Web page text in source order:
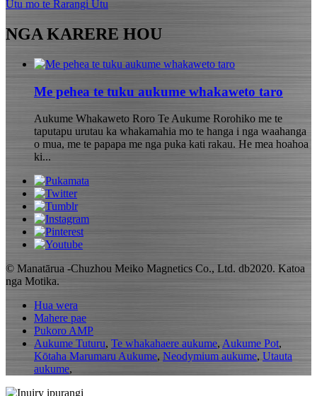
Utu mo te Rarangi Utu
NGA KARERE HOU
Me pehea te tuku aukume whakaweto taro
Aukume Whakaweto Roro Te Aukume Rorohiko me te
taputapu urutau ka whakamahia mo te hanga i nga waahanga
o mua, me te papapa me nga puka kati rakau. He mea hoahoa
ki...
© Manatārua -Chuzhou Meiko Magnetics Co., Ltd. db2020. Katoa
nga Motika.
Hua wera
Mahere pae
Pukoro AMP
Aukume Tuturu, Te whakahaere aukume, Aukume Pot,
Kōtaha Marumaru Aukume, Neodymium aukume, Utauta
aukume,